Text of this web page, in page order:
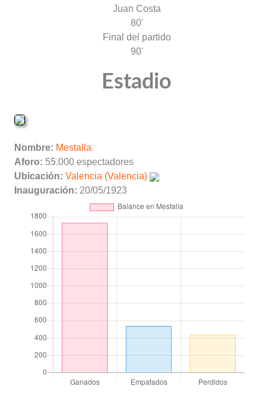
Juan Costa
80'
Final del partido
90'
Estadio
Nombre: Mestalla
Aforo: 55.000 espectadores
Ubicación: Valencia (Valencia)
Inauguración: 20/05/1923